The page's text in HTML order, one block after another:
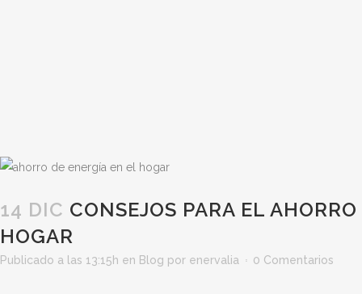
14 DIC CONSEJOS PARA EL
HOGAR
Publicado a las 13:15h en Blog por enervalia 0 Comentarios